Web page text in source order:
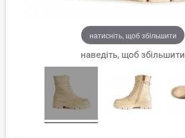
натисніть, щоб збільшити
наведіть, щоб збільшити